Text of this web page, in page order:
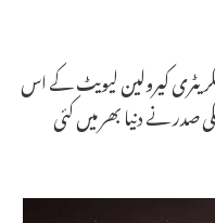
کیرولین لیویٹ کے اس
نے دنیا بھر میں کئی